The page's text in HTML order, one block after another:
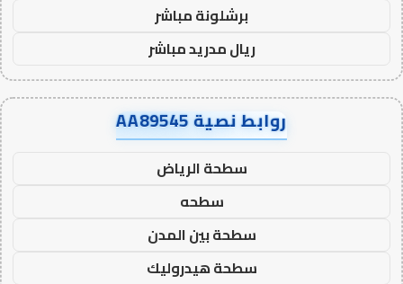
برشلونة مباشر
ريال مدريد مباشر
روابط نصية AA89545
سطحة الرياض
سطحه
سطحة بين المدن
سطحة هيدروليك